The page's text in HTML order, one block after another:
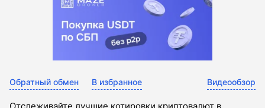
Обратный обмен В избранное Видеообзор